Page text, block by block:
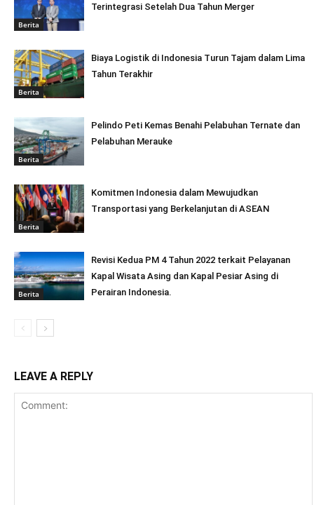
Berita
Terintegrasi Setelah Dua Tahun Merger
Berita
Biaya Logistik di Indonesia Turun Tajam dalam Lima
Tahun Terakhir
Berita
Pelindo Peti Kemas Benahi Pelabuhan Ternate dan
Pelabuhan Merauke
Berita
Komitmen Indonesia dalam Mewujudkan
Transportasi yang Berkelanjutan di ASEAN
Berita
Revisi Kedua PM 4 Tahun 2022 terkait Pelayanan
Kapal Wisata Asing dan Kapal Pesiar Asing di
Perairan Indonesia.
LEAVE A REPLY